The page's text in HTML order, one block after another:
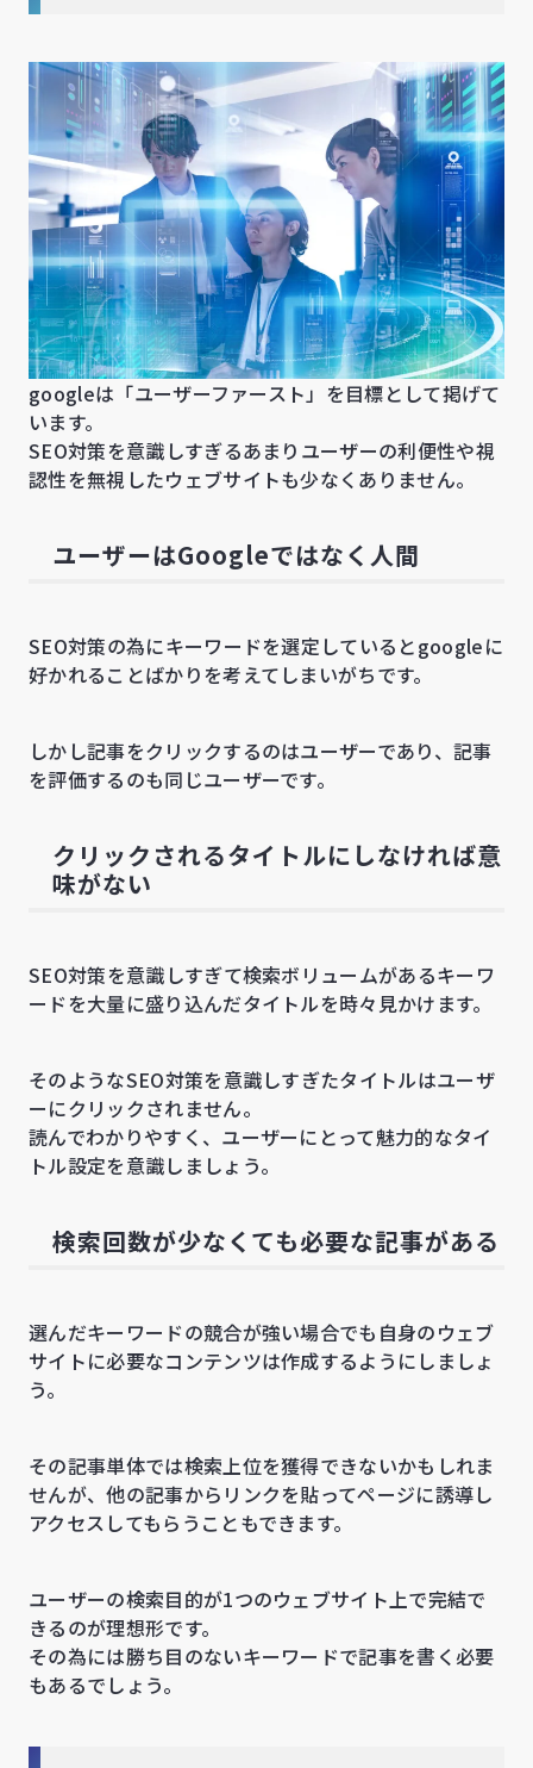
googleは「ユーザーファースト」を目標として掲げて
います。
SEO対策を意識しすぎるあまりユーザーの利便性や視
認性を無視したウェブサイトも少なくありません。
ユーザーはGoogleではなく人間
SEO対策の為にキーワードを選定しているとgoogleに
好かれることばかりを考えてしまいがちです。
しかし記事をクリックするのはユーザーであり、記事
を評価するのも同じユーザーです。
クリックされるタイトルにしなければ意
味がない
SEO対策を意識しすぎて検索ボリュームがあるキーワ
ードを大量に盛り込んだタイトルを時々見かけます。
そのようなSEO対策を意識しすぎたタイトルはユーザ
ーにクリックされません。
読んでわかりやすく、ユーザーにとって魅力的なタイ
トル設定を意識しましょう。
検索回数が少なくても必要な記事がある
選んだキーワードの競合が強い場合でも自身のウェブ
サイトに必要なコンテンツは作成するようにしましょ
う。
その記事単体では検索上位を獲得できないかもしれま
せんが、他の記事からリンクを貼ってページに誘導し
アクセスしてもらうこともできます。
ユーザーの検索目的が1つのウェブサイト上で完結で
きるのが理想形です。
その為には勝ち目のないキーワードで記事を書く必要
もあるでしょう。